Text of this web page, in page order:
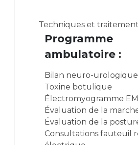
Techniques et
Programme
ambulatoire :
Bilan neuro-urologique
Toxine botulique
Électromyogramme
Évaluation de la
Évaluation de la
Consultations fauteuil